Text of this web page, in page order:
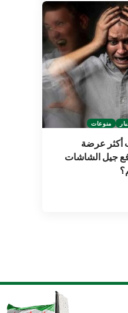
منوعات
أكثر عرضة
جيل الشاشات